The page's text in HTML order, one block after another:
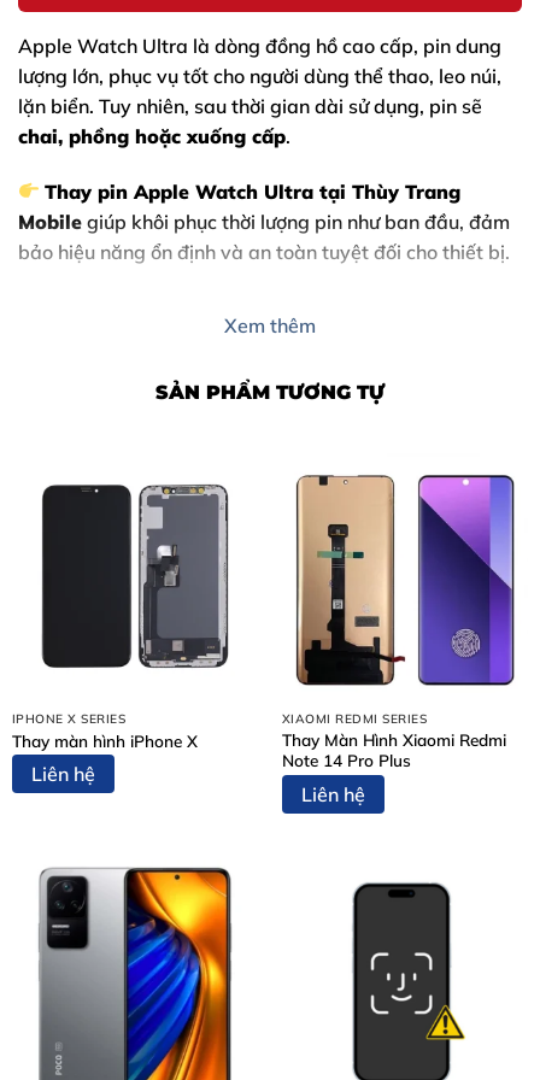
Apple Watch Ultra là dòng đồng hồ cao cấp, pin dung
lượng lớn, phục vụ tốt cho người dùng thể thao, leo núi,
lặn biển. Tuy nhiên, sau thời gian dài sử dụng, pin sẽ
chai, phồng hoặc xuống cấp.
Thay pin Apple Watch Ultra tại Thùy Trang
Mobile giúp khôi phục thời lượng pin như ban đầu, đảm
bảo hiệu năng ổn định và an toàn tuyệt đối cho thiết bị.
Kỹ thuật viên chuyên sửa Apple Watch
Bảo mật tuyệt đối dữ liệu
Giá cả minh bạch, không phát sinh
Nội Dung Bài Viết
Dấu Hiệu Cần Thay Pin Apple Watch Ultra
Vì Sao Nên Thay Pin Apple Watch Ultra Tại Thùy
Bảng Giá Thay Pin Apple Watch Ultra Tại Thùy
Trang Mobile
Quy Trình Thay Pin Apple Watch Ultra Tại Thùy
Bước 2: Lập Phiếu Tiếp Nhận & Chuẩn Đoán Chi Tiết
Bước 3: Thông Báo Kết Quả & Báo Giá Chính Thức
Bước 4: Thực Hiện Thay Pin
Bước 5: Bàn Giao Thiết Bị & Thanh Toán
Cam Kết Khi Thay Pin Apple Watch Ultra Tại Thùy
Trang Mobile
Một Số Dịch Vụ Sửa Chữa Khác Tại Thùy Trang
Xem thêm
SẢN PHẨM TƯƠNG TỰ
IPHONE X SERIES
Thay màn hình iPhone X
Liên hệ
XIAOMI REDMI SERIES
Thay Màn Hình Xiaomi Redmi
Note 14 Pro Plus
Liên hệ